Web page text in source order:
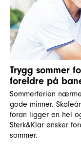
Trygg sommer
foreldre på
Sommerferien
gode minner.
foran ligger en hel
Sterk&Klar ønsker
sommer.